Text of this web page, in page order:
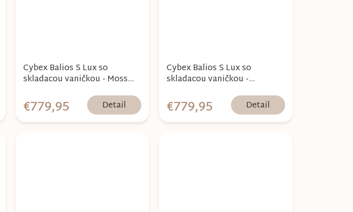
Cybex Balios S Lux so
skladacou vaničkou - Moss
€779,95 Detail
Cybex Balios S Lux so
skladacou vaničkou -
€779,95 Detail